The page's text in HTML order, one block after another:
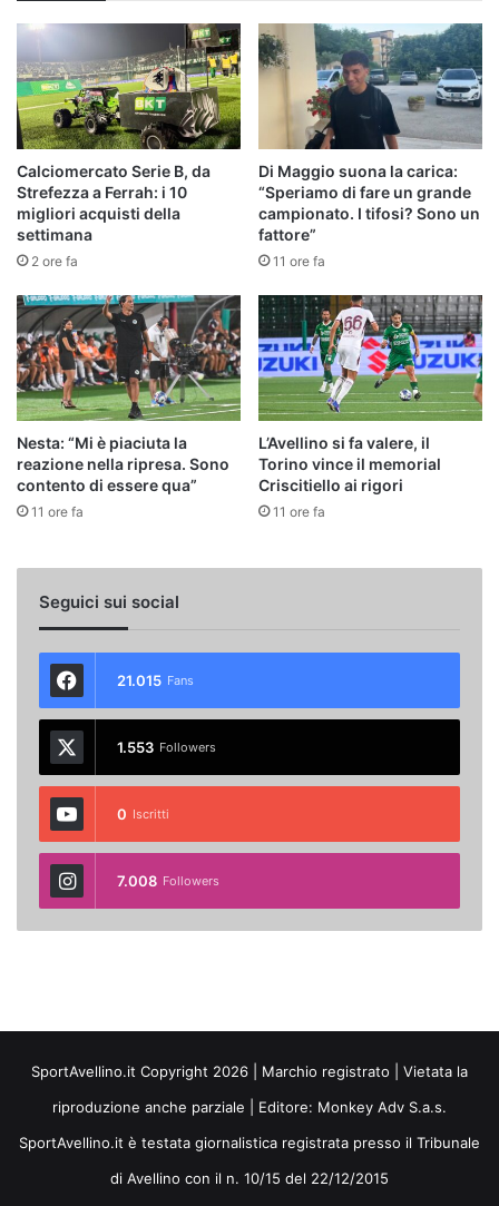
Calciomercato Serie B, da
Strefezza a Ferrah: i 10
migliori acquisti della
settimana
2 ore fa
Di Maggio suona la carica:
“Speriamo di fare un grande
campionato. I tifosi? Sono un
fattore”
11 ore fa
Nesta: “Mi è piaciuta la
reazione nella ripresa. Sono
contento di essere qua”
11 ore fa
L’Avellino si fa valere, il
Torino vince il memorial
Criscitiello ai rigori
11 ore fa
Seguici sui social
21.015 Fans
1.553 Followers
0 Iscritti
7.008 Followers
SportAvellino.it Copyright 2026 | Marchio registrato | Vietata la
riproduzione anche parziale | Editore: Monkey Adv S.a.s.
SportAvellino.it è testata giornalistica registrata presso il Tribunale
di Avellino con il n. 10/15 del 22/12/2015